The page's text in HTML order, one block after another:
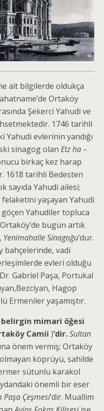
ait bilgilerde oldukça
Ortaköy
Şekerci Yahudi ve
1746 tarihli
Yahudi evlerinin yandığı
sinagog olan Etz ha –
birkaç kez harap
1618 tarihli Bedesten
sayıda Yahudi ailesi;
felaketini yaşayan Yahudi
göçen Yahudiler topluca
bugün artık
Yenimahalle Sinagoğu’dur.
bahçelerinde, vadi
evleri olduğu
Gabriel Paşa, Portukal
Hagop
Ermeniler yaşamıştır.
belirgin mimari öğesi
Camii )’dir. Sultan
önem vermiş; Ortaköy
köprüyü, sahilde
sütunlu karakol
önemli bir eser
Paşa Çeşmesi’dir. Muallim